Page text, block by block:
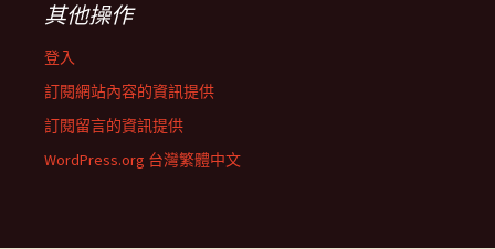
其他操作
登入
訂閱網站內容的資訊提供
訂閱留言的資訊提供
WordPress.org 台灣繁體中文